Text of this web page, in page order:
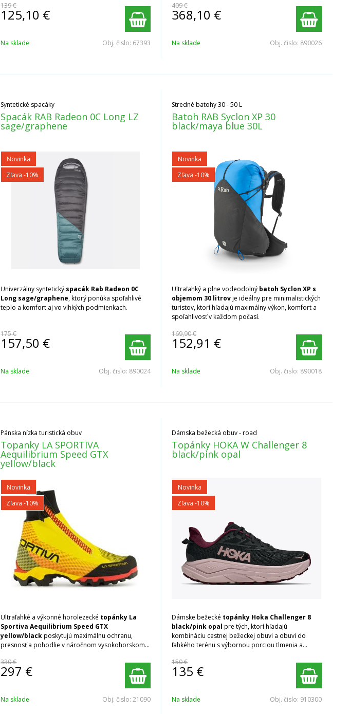
139 €
125,10 €
Na sklade Obj. čislo: 67393
409 €
368,10 €
Na sklade Obj. čislo: 890026
Syntetické spacáky
Spacák RAB Radeon 0C Long LZ
sage/graphene
Novinka
Zľava -10%
Univerzálny syntetický spacák Rab Radeon 0C
Long sage/graphene, ktorý ponúka spoľahlivé
teplo a komfort aj vo vlhkých podmienkach.
175 €
157,50 €
Na sklade Obj. čislo: 890024
Stredné batohy 30 - 50 L
Batoh RAB Syclon XP 30
black/maya blue 30L
Novinka
Zľava -10%
Ultraľahký a plne vodeodolný batoh Syclon XP s
objemom 30 litrovje ideálny pre minimalistických
turistov, ktorí hľadajú maximálny výkon, komfort a
spoľahlivosť v každom počasí.
169,90 €
152,91 €
Na sklade Obj. čislo: 890018
Pánska nízka turistická obuv
Topanky LA SPORTIVA
Aequilibrium Speed GTX
yellow/black
Novinka
Zľava -10%
Ultraľahké a výkonné horolezecké topánky La
Sportiva Aequilibrium Speed GTX
yellow/blackposkytujú maximálnu ochranu,
presnosť a pohodlie v náročnom vysokohorskom
330 €
297 €
Na sklade Obj. čislo:21090
Dámska bežecká obuv - road
Topánky HOKA W Challenger 8
black/pink opal
Novinka
Zľava -10%
Dámske bežecké topánky Hoka Challenger 8
black/pink opal pre tých, ktorí hľadajú
kombináciu cestnej bežeckej obuvi a obuvi do
ľahkého terénu s výbornou porciou tlmenia a
150 €
135 €
Na sklade Obj. čislo: 910300